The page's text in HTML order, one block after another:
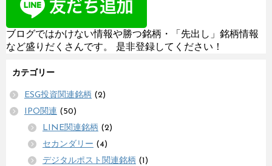
ブログではかけない情報や勝つ銘柄・「先出し」銘柄情報
など盛りだくさんです。 是非登録してください！
カテゴリー
ESG投資関連銘柄 (2)
IPO関連 (50)
LINE関連銘柄 (2)
セカンダリー (4)
デジタルポスト関連銘柄 (1)